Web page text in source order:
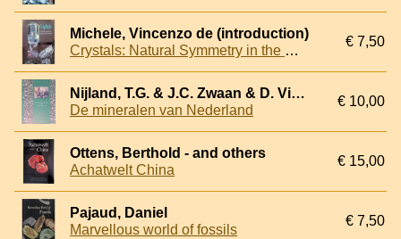
Michele, Vincenzo de (introduction)
Crystals: Natural Symmetry in the Mineral World
€ 7,50
Nijland, T.G. & J.C. Zwaan & D. Visser & J. leloux
De mineralen van Nederland
€ 10,00
Ottens, Berthold - and others
Achatwelt China
€ 15,00
Pajaud, Daniel
Marvellous world of fossils
€ 7,50